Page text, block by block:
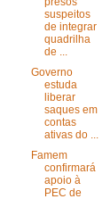
suspeitos
de integrar
quadrilha
de ...
Governo
estuda
liberar
saques em
contas
ativas do ...
Famem
confirmará
apoio à
PEC de